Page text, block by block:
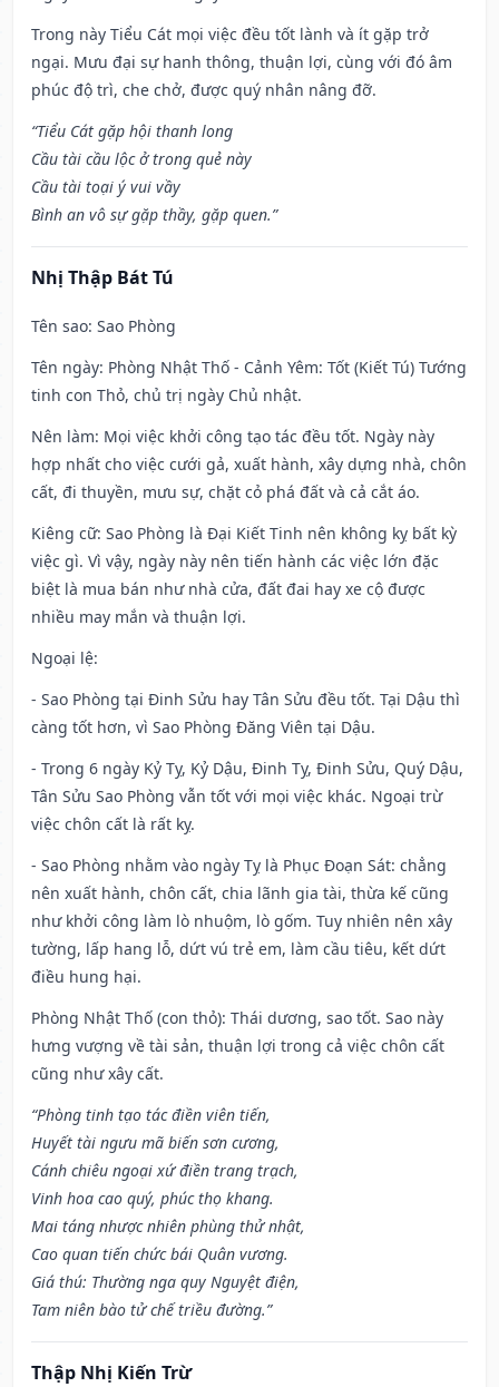
Trong này Tiểu Cát mọi việc đều tốt lành và ít gặp trở
ngại. Mưu đại sự hanh thông, thuận lợi, cùng với đó âm
phúc độ trì, che chở, được quý nhân nâng đỡ.
“Tiểu Cát gặp hội thanh long
Cầu tài cầu lộc ở trong quẻ này
Cầu tài toại ý vui vầy
Bình an vô sự gặp thầy, gặp quen.”
Nhị Thập Bát Tú
Tên sao: Sao Phòng
Tên ngày: Phòng Nhật Thố - Cảnh Yêm: Tốt (Kiết Tú) Tướng
tinh con Thỏ, chủ trị ngày Chủ nhật.
Nên làm: Mọi việc khởi công tạo tác đều tốt. Ngày này
hợp nhất cho việc cưới gả, xuất hành, xây dựng nhà, chôn
cất, đi thuyền, mưu sự, chặt cỏ phá đất và cả cắt áo.
Kiêng cữ: Sao Phòng là Đại Kiết Tinh nên không kỵ bất kỳ
việc gì. Vì vậy, ngày này nên tiến hành các việc lớn đặc
biệt là mua bán như nhà cửa, đất đai hay xe cộ được
nhiều may mắn và thuận lợi.
Ngoại lệ:
- Sao Phòng tại Đinh Sửu hay Tân Sửu đều tốt. Tại Dậu thì
càng tốt hơn, vì Sao Phòng Đăng Viên tại Dậu.
- Trong 6 ngày Kỷ Tỵ, Kỷ Dậu, Đinh Tỵ, Đinh Sửu, Quý Dậu,
Tân Sửu Sao Phòng vẫn tốt với mọi việc khác. Ngoại trừ
việc chôn cất là rất kỵ.
- Sao Phòng nhằm vào ngày Tỵ là Phục Đoạn Sát: chẳng
nên xuất hành, chôn cất, chia lãnh gia tài, thừa kế cũng
như khởi công làm lò nhuộm, lò gốm. Tuy nhiên nên xây
tường, lấp hang lỗ, dứt vú trẻ em, làm cầu tiêu, kết dứt
điều hung hại.
Phòng Nhật Thố (con thỏ): Thái dương, sao tốt. Sao này
hưng vượng về tài sản, thuận lợi trong cả việc chôn cất
cũng như xây cất.
“Phòng tinh tạo tác điền viên tiến,
Huyết tài ngưu mã biến sơn cương,
Cánh chiêu ngoại xứ điền trang trạch,
Vinh hoa cao quý, phúc thọ khang.
Mai táng nhược nhiên phùng thử nhật,
Cao quan tiến chức bái Quân vương.
Giá thú: Thường nga quy Nguyệt điện,
Tam niên bào tử chế triều đường.”
Thập Nhị Kiến Trừ